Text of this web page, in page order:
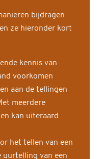
bijdragen
ze hieronder kort
kennis van
voorkomen
aan de tellingen
meerdere
kan uiteraard
het tellen van een
uurtelling van een